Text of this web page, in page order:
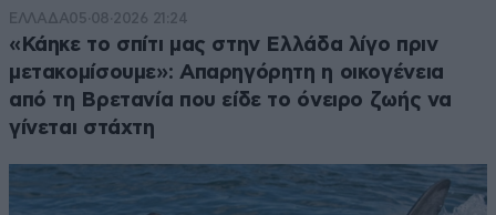
ΕΛΛΑΔΑ05·08·2026 21:24
«Κάηκε το σπίτι μας στην Ελλάδα λίγο πριν
μετακομίσουμε»: Απαρηγόρητη η οικογένεια
από τη Βρετανία που είδε το όνειρο ζωής να
γίνεται στάχτη